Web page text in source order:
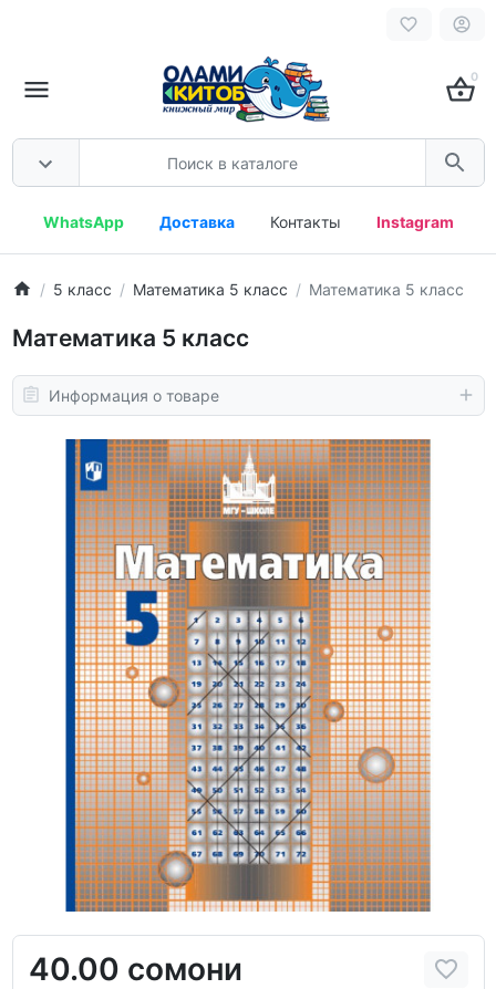
0
WhatsApp Доставка Контакты Instagram
5 класс Математика 5 класс Математика 5 класс
Математика 5 класс
Информация о товаре
40.00 сомони